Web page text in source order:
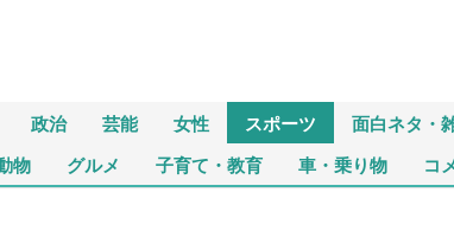
政治 芸能 女性 スポーツ 面白ネタ・
物 グルメ 子育て・教育 車・乗り物 コ